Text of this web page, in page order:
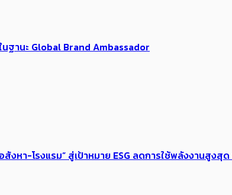
นฐานะ Global Brand Ambassador
งหา-โรงแรม” สู่เป้าหมาย ESG ลดการใช้พลังงานสูง